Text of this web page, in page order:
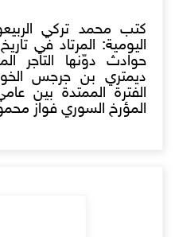
كتب محمد تركي
اليومية: المرتاد في
حوادث دوّنها التاجر
ديمتري بن جرجس
المؤرخ السوري فواز